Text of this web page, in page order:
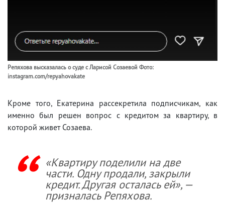
Репяхова высказалась о суде с Ларисой Созаевой Фото:
instagram.com/repyahovakate
Кроме того, Екатерина рассекретила подписчикам, как
именно был решен вопрос с кредитом за квартиру, в
которой живет Созаева.
«Квартиру поделили на две
части. Одну продали, закрыли
кредит. Другая осталась ей», —
призналась Репяхова.